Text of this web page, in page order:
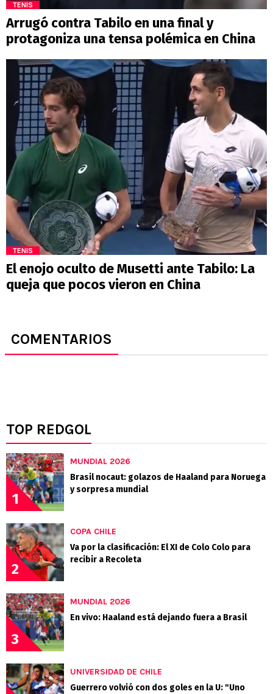
TENIS
Arrugó contra Tabilo en una final y
protagoniza una tensa polémica en China
TENIS
El enojo oculto de Musetti ante Tabilo: La
queja que pocos vieron en China
COMENTARIOS
TOP REDGOL
1
MUNDIAL 2026
Brasil nocaut: golazos de Haaland para Noruega
y sorpresa mundial
2
COPA CHILE
Va por la clasificación: El XI de Colo Colo para
recibir a Recoleta
3
MUNDIAL 2026
En vivo: Haaland está dejando fuera a Brasil
UNIVERSIDAD DE CHILE
Guerrero volvió con dos goles en la U: "Uno